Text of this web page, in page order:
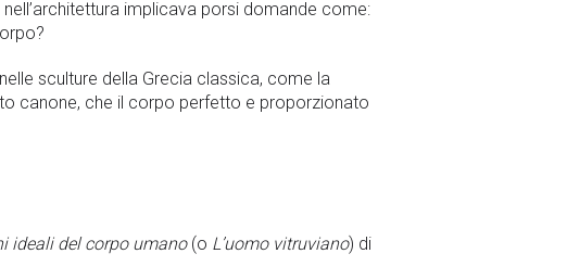
implicava porsi domande come:
sculture della Grecia classica, come la
canone, che il corpo perfetto e proporzionato
ideali del corpo umano(o L’uomo vitruviano) di